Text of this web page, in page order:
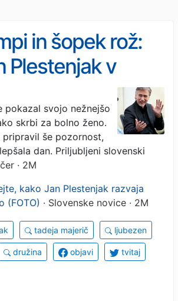
in šopek rož:
Plestenjak v
slabem skrbi za
ki se bori z
pokazal svojo nežnejšo
skrbi za bolno ženo.
pripravil še pozornost,
dan. Priljubljeni slovenski
· 2M
kako Jan Plestenjak razvaja
(FOTO) · Slovenske novice · 2M
tadeja majerič ljubezen
družina objavi tvitaj